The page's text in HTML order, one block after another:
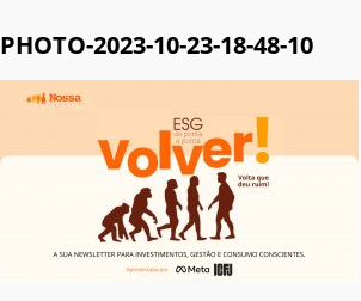
PHOTO-2023-10-23-18-48-10